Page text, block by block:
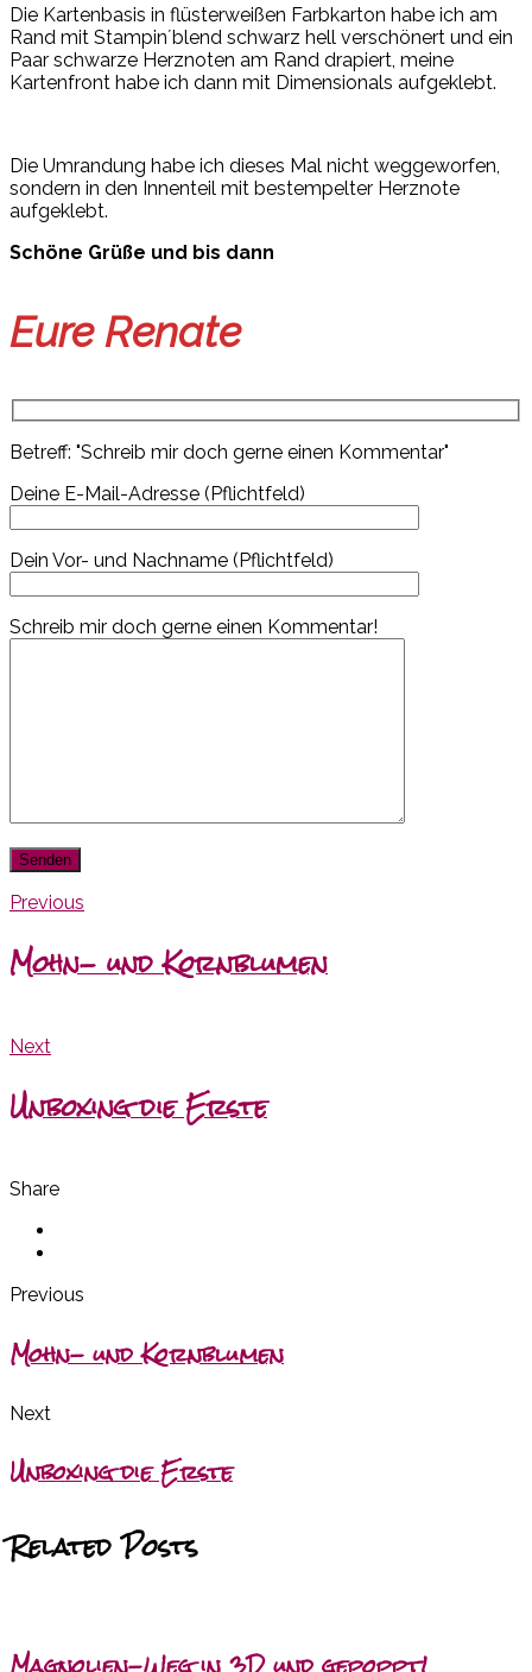
Die Kartenbasis in flüsterweißen Farbkarton habe ich am
Rand mit Stampin´blend schwarz hell verschönert und ein
Paar schwarze Herznoten am Rand drapiert, meine
Kartenfront habe ich dann mit Dimensionals aufgeklebt.
Die Umrandung habe ich dieses Mal nicht weggeworfen,
sondern in den Innenteil mit bestempelter Herznote
aufgeklebt.
Schöne Grüße und bis dann
Eure Renate
Betreff: "Schreib mir doch gerne einen Kommentar"
Deine E-Mail-Adresse (Pflichtfeld)
Dein Vor- und Nachname (Pflichtfeld)
Schreib mir doch gerne einen Kommentar!
Previous
Mohn- und Kornblumen
Next
Unboxing die Erste
Share
Previous
Mohn- und Kornblumen
Next
Unboxing die Erste
Related Posts